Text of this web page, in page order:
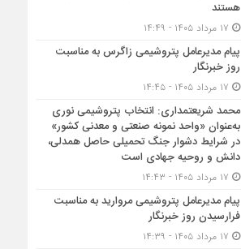
هستند
پیام مدیرعامل پتروشیمی زاگرس به مناسبت
روز خبرنگار
محمد شریعتمداری: انتخاب پتروشیمی نوری
به‌عنوان «واحد نمونه صنعتی و معدنی کشور»
در شرایط دشوار جنگ تحمیلی حاصل همدلی،
دانش و روحیه جهادی است
پیام مدیرعامل پتروشیمی مروارید به مناسبت
فرارسیدن روز خبرنگار